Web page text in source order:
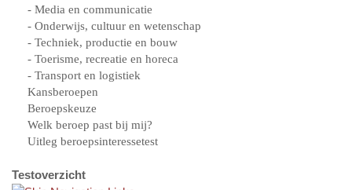
- Media en communicatie
- Onderwijs, cultuur en wetenschap
- Techniek, productie en bouw
- Toerisme, recreatie en horeca
- Transport en logistiek
Kansberoepen
Beroepskeuze
Welk beroep past bij mij?
Uitleg beroepsinteressetest
Testoverzicht